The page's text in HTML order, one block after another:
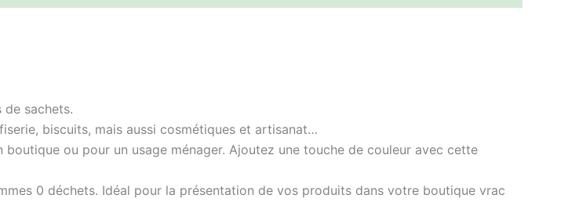
sachets.
biscuits, mais aussi cosmétiques et artisanat…
ou pour un usage ménager. Ajoutez une touche de couleur avec cette
0 déchets. Idéal pour la présentation de vos produits dans votre boutique vrac